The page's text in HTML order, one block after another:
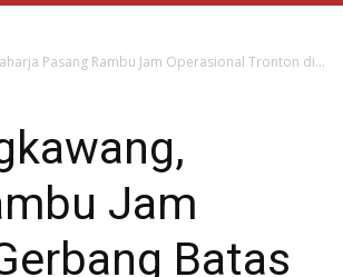
Pasang Rambu Jam Operasional Tronton di...
Jam
Batas